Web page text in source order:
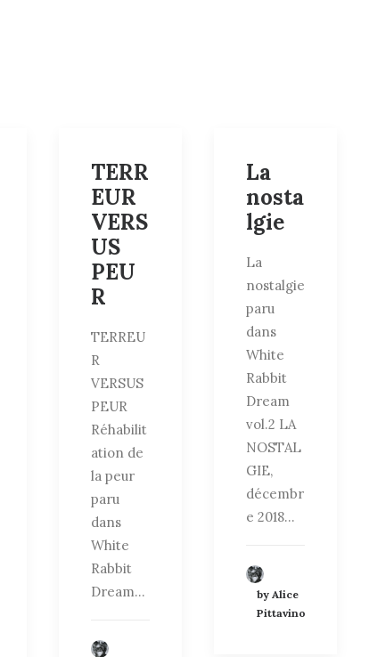
TERR
EUR
VERS
US
PEU
R
TERREU
R
VERSUS
PEUR
Réhabilit
ation de
la peur
paru
dans
White
Rabbit
Dream…
La
nosta
lgie
La
nostalgie
paru
dans
White
Rabbit
Dream
vol.2 LA
NOSTAL
GIE,
décembr
e 2018…
by Alice
Pittavino